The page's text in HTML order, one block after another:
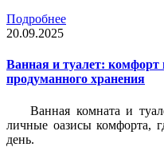
Подробнее
20.09.2025
Ванная и туалет: комфорт
продуманного хранения
Ванная комната и
личные оазисы комфорта,
день.